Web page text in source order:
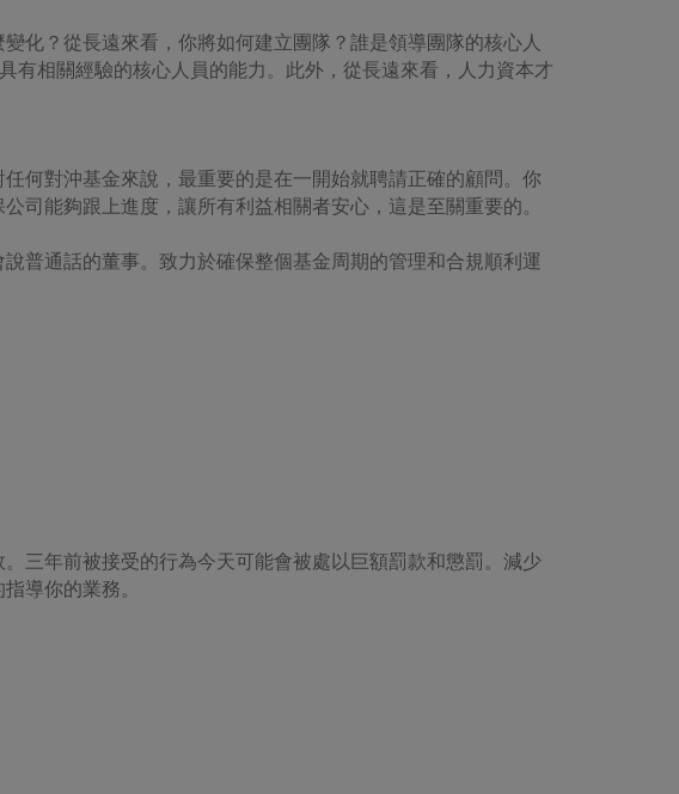
化？從長遠來看，你將如何建立團隊？誰是領導團隊的核心人
有相關經驗的核心人員的能力。此外，從長遠來看，人力資本才
何對沖基金來說，最重要的是在一開始就聘請正確的顧問。你
司能夠跟上進度，讓所有利益相關者安心，這是至關重要的。
普通話的董事。致力於確保整個基金周期的管理和合規順利運
三年前被接受的行為今天可能會被處以巨額罰款和懲罰。減少
導你的業務。